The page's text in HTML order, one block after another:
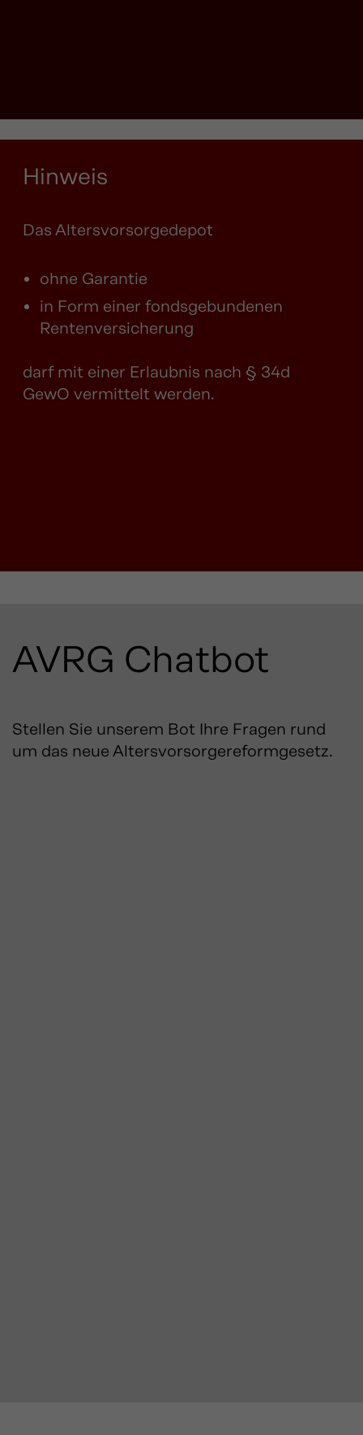
Hinweis
Das Altersvorsorgedepot
ohne Garantie
in Form einer fondsgebundenen
Rentenversicherung
darf mit einer Erlaubnis nach § 34d
GewO vermittelt werden.
AVRG Chatbot
Stellen Sie unserem Bot Ihre Fragen rund
um das neue Altersvorsorgereformgesetz.